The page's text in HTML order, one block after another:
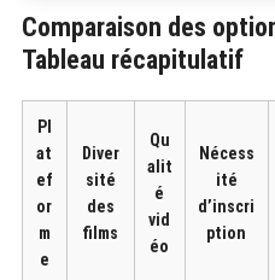
Comparaison des
Tableau récapitulatif
Pl
at
ef
or
m
e
Diver
sité
des
films
Qu
alit
é
vid
éo
Nécess
ité
d’inscri
ption